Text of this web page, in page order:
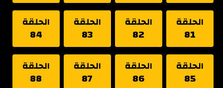
الحلقة
81
الحلقة
82
الحلقة
83
الحلقة
84
الحلقة
85
الحلقة
86
الحلقة
87
الحلقة
88